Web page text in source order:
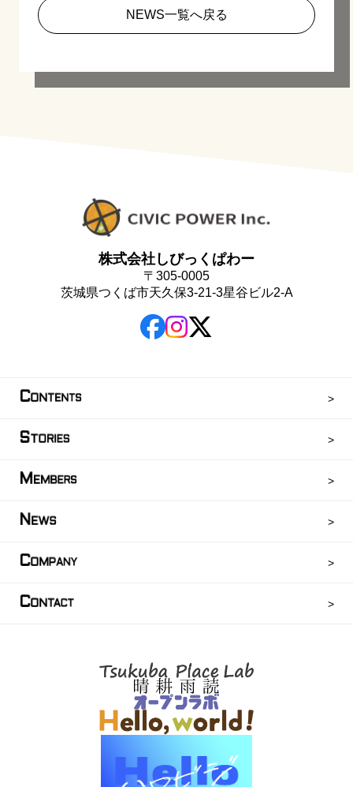
NEWS一覧へ戻る
株式会社しびっくぱわー
〒305-0005
茨城県つくば市天久保3-21-3星谷ビル2-A
CONTENTS
STORIES
MEMBERS
N EWS
COMPANY
CONTACT